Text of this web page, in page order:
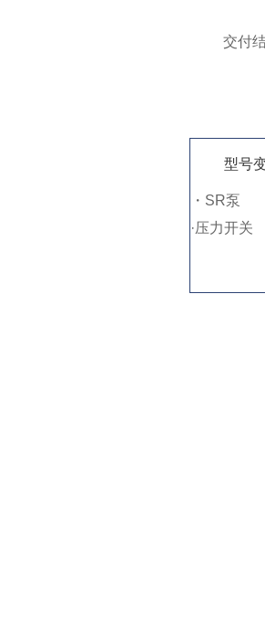
交付
型号
・SR泵
·压力开关